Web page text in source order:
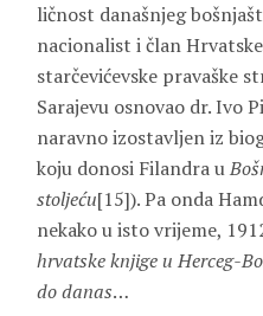
ličnost današnjeg
nacionalist i član
starčevićevske pravaške
Sarajevu osnovao dr. Ivo
naravno izostavljen iz
koju donosi Filandra u
stoljeću[15]). Pa onda
nekako u isto vrijeme,
hrvatske knjige u Herceg-
do danas…